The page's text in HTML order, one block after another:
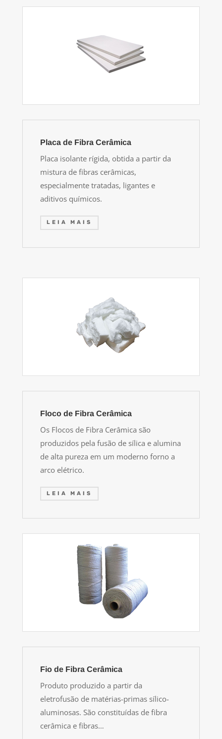
Placa de Fibra Cerâmica
Placa isolante rígida, obtida a partir da
mistura de fibras cerâmicas,
especialmente tratadas, ligantes e
aditivos químicos.
LEIA MAIS
Floco de Fibra Cerâmica
Os Flocos de Fibra Cerâmica são
produzidos pela fusão de sílica e alumina
de alta pureza em um moderno forno a
arco elétrico.
LEIA MAIS
Fio de Fibra Cerâmica
Produto produzido a partir da
eletrofusão de matérias-primas sílico-
aluminosas. São constituídas de fibra
cerâmica e fibras…